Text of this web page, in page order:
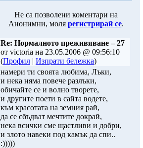
Не са позволени коментари на
Анонимни, моля регистрирай се.
Re: Нормалното преживяване – 27
от victoria на 23.05.2006 @ 09:56:10
(Профил | Изпрати бележка)
намери ти своята любима, Лъки,
и нека няма повече разлъки,
обичайте се и волно творете,
и другите поети в сайта водете,
към красотата на земния рай,
да се сбъдват мечтите докрай,
нека всички сме щастливи и добри,
и злото навеки под камък да спи..
:)))))